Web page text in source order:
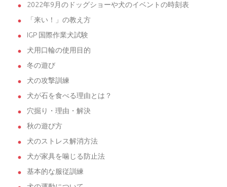
2022年9月のドッグショーや犬のイベントの時刻表
「来い！」の教え方
IGP 国際作業犬試験
犬用口輪の使用目的
冬の遊び
犬の攻撃訓練
犬が石を食べる理由とは？
穴掘り・理由・解決
秋の遊び方
犬のストレス解消方法
犬が家具を噛じる防止法
基本的な服従訓練